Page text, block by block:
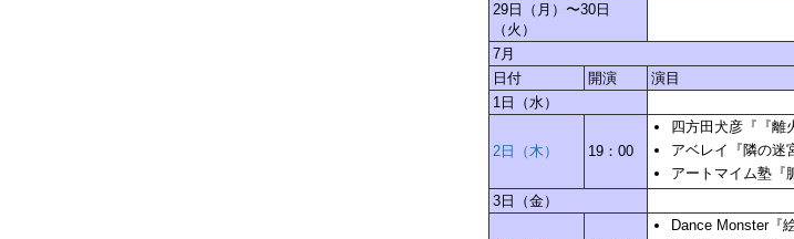
29日（月）〜30日
（火）
7月
日付
開演
演目
1日（水）
2日（木） 19：00
四方田犬彦『『離
アベレイ『隣の迷
アートマイム塾『
3日（金）
Dance Monster『